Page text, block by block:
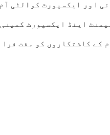
اور ایکسپورٹ کوالٹی
اینڈ ایکسپورٹ
کے کاشتکاروں کو مفت
21:00 22:00